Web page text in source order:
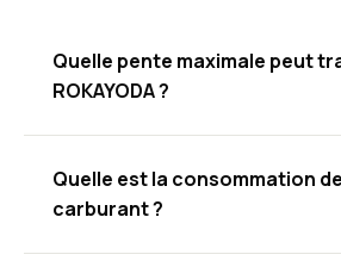
Quelle pente maximale peut
ROKAYODA ?
Quelle est la consommation de
carburant ?